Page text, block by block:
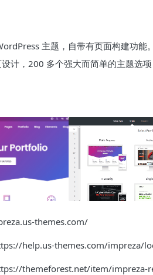
主题，自带有页面构建功能
计，200 多个强大而简单的主题选项
themes.com/
help.us-themes.com/impreza/
themeforest.net/item/